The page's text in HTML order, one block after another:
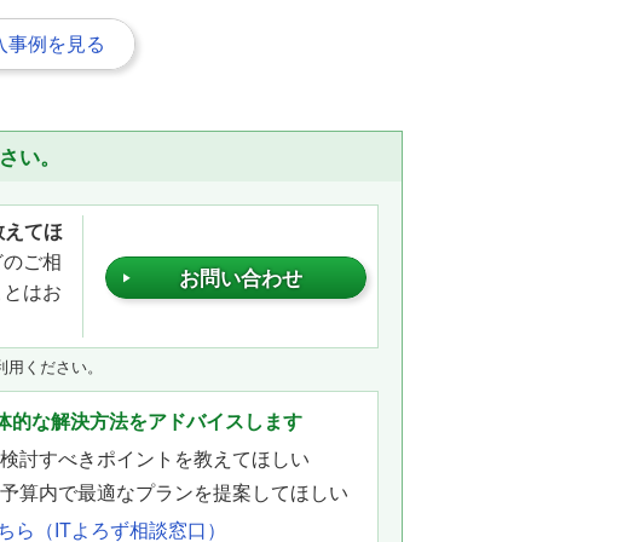
事例を見る
い。
てほ
のご相
はお
お問い合わせ
ください。
的な解決方法をアドバイスします
検討すべきポイントを教えてほしい
予算内で最適なプランを提案してほしい
ら（ITよろず相談窓口）